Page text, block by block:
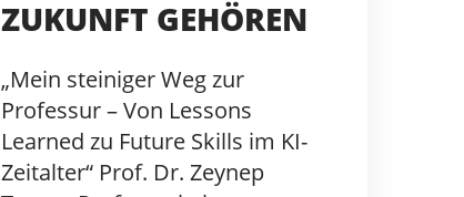
ZUKUNFT GEHÖREN
„Mein steiniger Weg zur
Professur – Von Lessons
Learned zu Future Skills im KI-
Zeitalter“ Prof. Dr. Zeynep